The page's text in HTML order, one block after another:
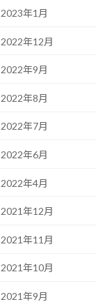
2023年1月
2022年12月
2022年9月
2022年8月
2022年7月
2022年6月
2022年4月
2021年12月
2021年11月
2021年10月
2021年9月